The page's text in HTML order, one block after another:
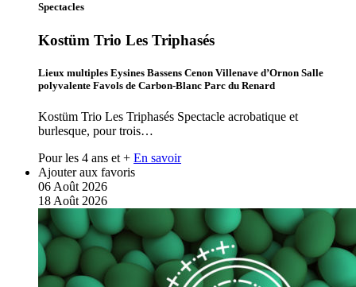
Spectacles
Kostüm Trio Les Triphasés
Lieux multiples Eysines Bassens Cenon Villenave d’Ornon Salle
polyvalente Favols de Carbon-Blanc Parc du Renard
Kostüm Trio Les Triphasés Spectacle acrobatique et
burlesque, pour trois…
Pour les 4 ans et + En savoir
Ajouter aux favoris
06 Août 2026
18 Août 2026